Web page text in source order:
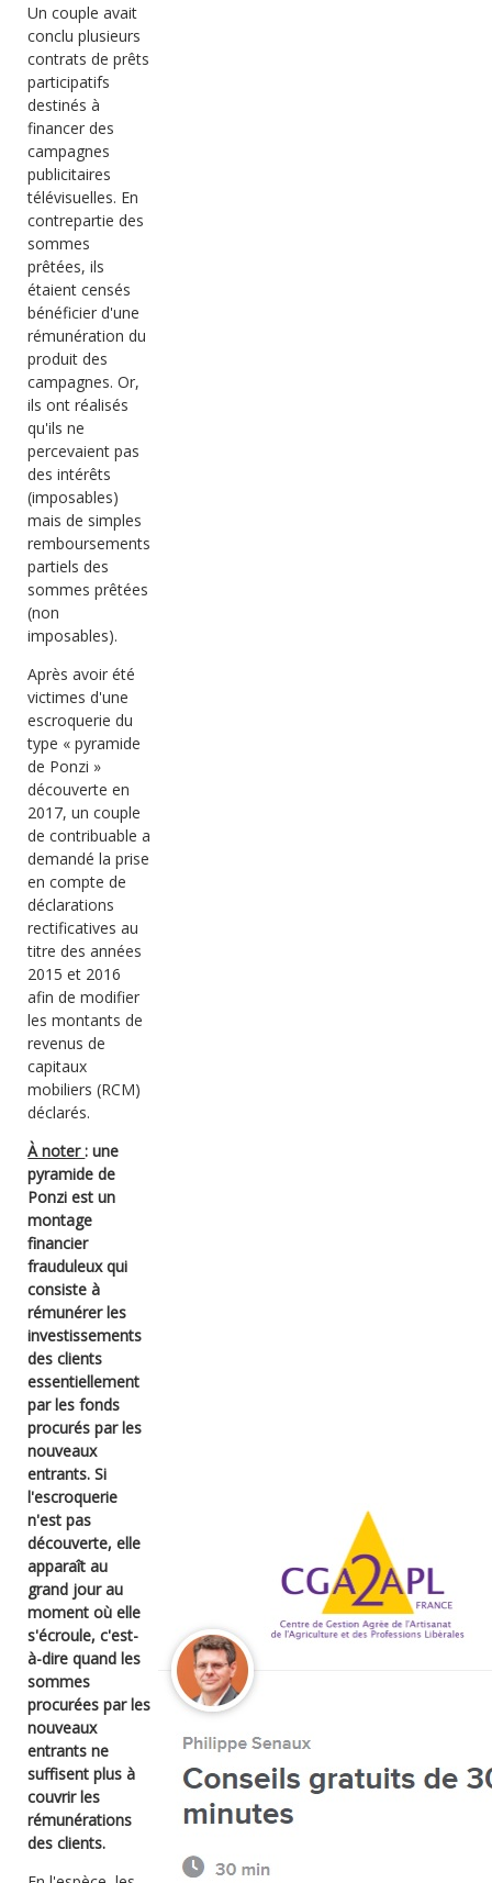
Un couple avait
conclu plusieurs
contrats de prêts
participatifs
destinés à
financer des
campagnes
publicitaires
télévisuelles. En
contrepartie des
sommes
prêtées, ils
étaient censés
bénéficier d'une
rémunération du
produit des
campagnes. Or,
ils ont réalisés
qu'ils ne
percevaient pas
des intérêts
(imposables)
mais de simples
remboursements
partiels des
sommes prêtées
(non
imposables).
Après avoir été
victimes d'une
escroquerie du
type « pyramide
de Ponzi »
découverte en
2017, un couple
de contribuable a
demandé la prise
en compte de
déclarations
rectificatives au
titre des années
2015 et 2016
afin de modifier
les montants de
revenus de
capitaux
mobiliers (RCM)
déclarés.
À noter: une
pyramide de
Ponzi est un
montage
financier
frauduleux qui
consiste à
rémunérer les
investissements
des clients
essentiellement
par les fonds
procurés par les
nouveaux
entrants. Si
l'escroquerie
n'est pas
découverte, elle
apparaît au
grand jour au
moment où elle
s'écroule, c'est-
à-dire quand les
sommes
procurées par les
nouveaux
entrants ne
suffisent plus à
couvrir les
rémunérations
des clients.